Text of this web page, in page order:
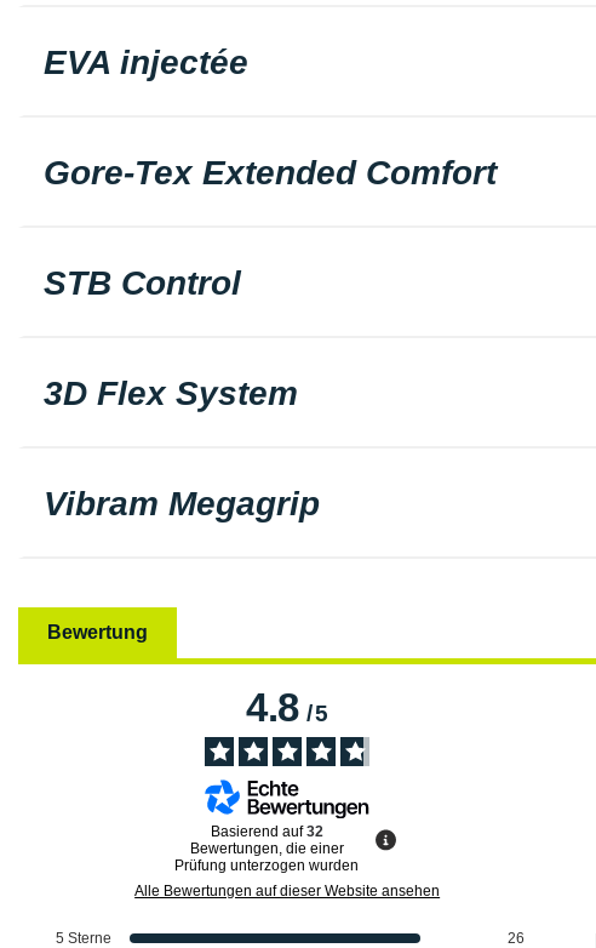
EVA injectée
Gore-Tex Extended Comfort
STB Control
3D Flex System
Vibram Megagrip
Bewertung
4.8/5
Basierend auf32
Bewertungen, die einer
Prüfung unterzogen wurden
Alle Bewertungen auf dieser Website ansehen
5 Sterne
26